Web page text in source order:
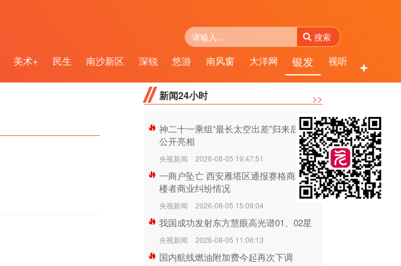
搜索
美术+ 民生 南沙新区 深锐 悠游 南风窗 大洋网 银发 视听
新闻24小时 >>
神二十一乘组“最长太空出差”归来后首次
公开亮相
央视新闻 2026-08-05 19:47:51
一商户坠亡 西安雁塔区通报赛格商场与坠
楼者商业纠纷情况
央视新闻 2026-08-05 15:09:04
我国成功发射东方慧眼高光谱01、02星
央视新闻 2026-08-05 11:06:13
国内航线燃油附加费今起再次下调